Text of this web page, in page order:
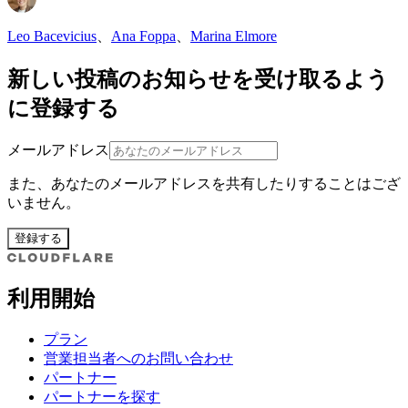
Leo Bacevicius Ana Foppa Marina Elmore
新しい投稿のお知らせを受け取るよう
に登録する
メールアドレス
また、あなたのメールアドレスを共有したりすることはござ
いません。
登録する
利用開始
プラン
営業担当者へのお問い合わせ
パートナー
パートナーを探す